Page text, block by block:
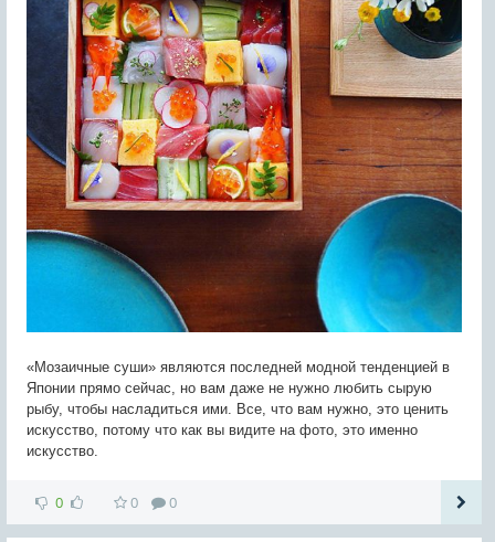
«Мозаичные суши» являются последней модной тенденцией в
Японии прямо сейчас, но вам даже не нужно любить сырую
рыбу, чтобы насладиться ими. Все, что вам нужно, это ценить
искусство, потому что как вы видите на фото, это именно
искусство.
0 0 0